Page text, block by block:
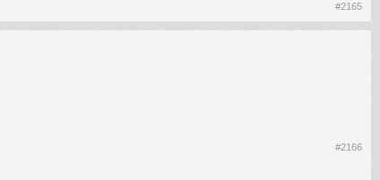
#2165
#2166